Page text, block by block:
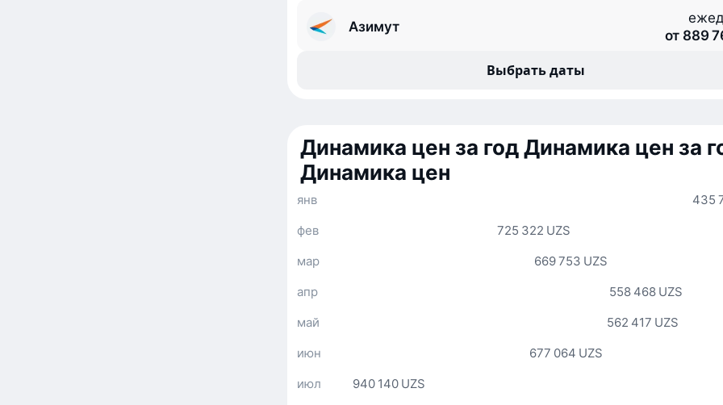
Азимут
от 889
Выбрать даты
Динамика цен за годДинамика цен за
Динамика цен
435
янв
725 322 UZS
фев
669 753 UZS
мар
558 468 UZS
апр
562 417 UZS
май
677 064 UZS
июн
940 140 UZS
июл